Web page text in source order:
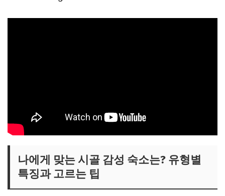
나에게 맞는 시골 감성 숙소는? 유형별
특징과 고르는 팁